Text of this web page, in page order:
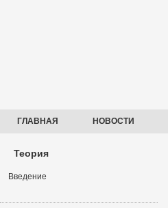
ГЛАВНАЯ НОВОСТИ
Теория
Введение